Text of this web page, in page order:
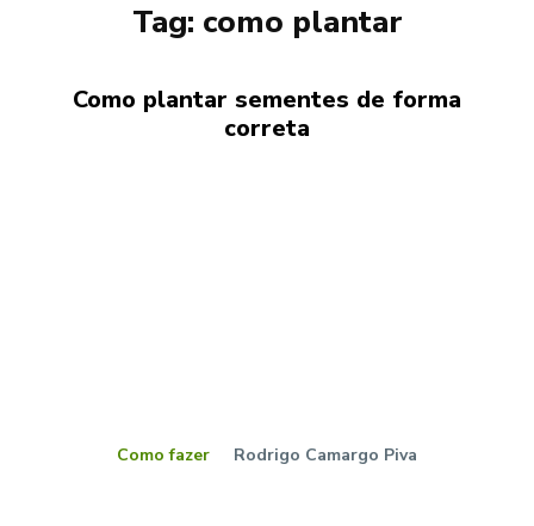
Tag: como plantar
Como plantar sementes de forma
correta
Como fazer Rodrigo Camargo Piva